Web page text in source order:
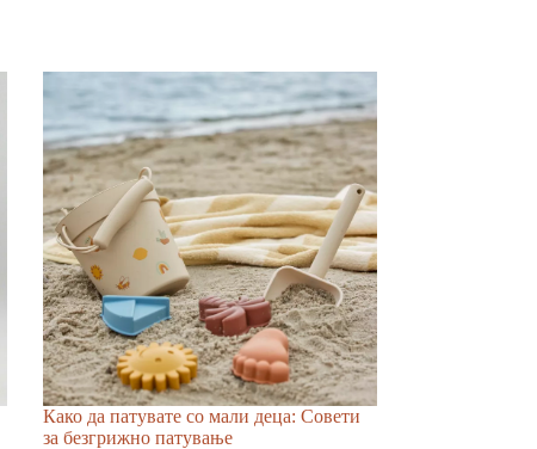
Како да патувате со мали деца: Совети
за безгрижно патување